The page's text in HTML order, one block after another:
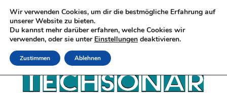
Wir verwenden Cookies, um dir die bestmögliche Erfahrung auf
unserer Website zu bieten.
Du kannst mehr darüber erfahren, welche Cookies wir
verwenden, oder sie unter Einstellungen deaktivieren.
Zustimmen Ablehnen